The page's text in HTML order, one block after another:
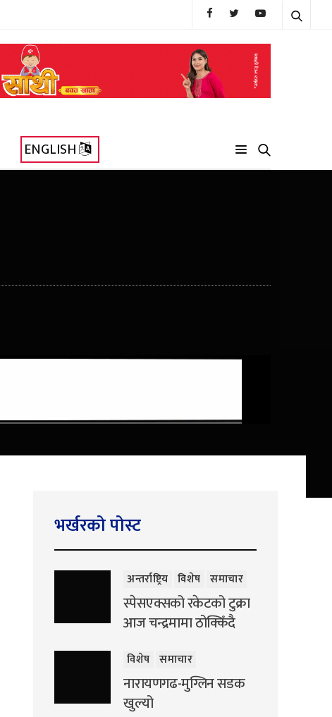
ENGLISH
भर्खरको पोस्ट
अन्तर्राष्ट्रिय विशेष समाचार
स्पेसएक्सको रकेटको टुक्रा
आज चन्द्रमामा ठोक्किँदै
विशेष समाचार
नारायणगढ-मुग्लिन सडक
खुल्यो